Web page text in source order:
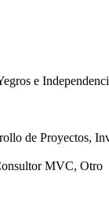
e
de Proyectos,
MVC, Otro